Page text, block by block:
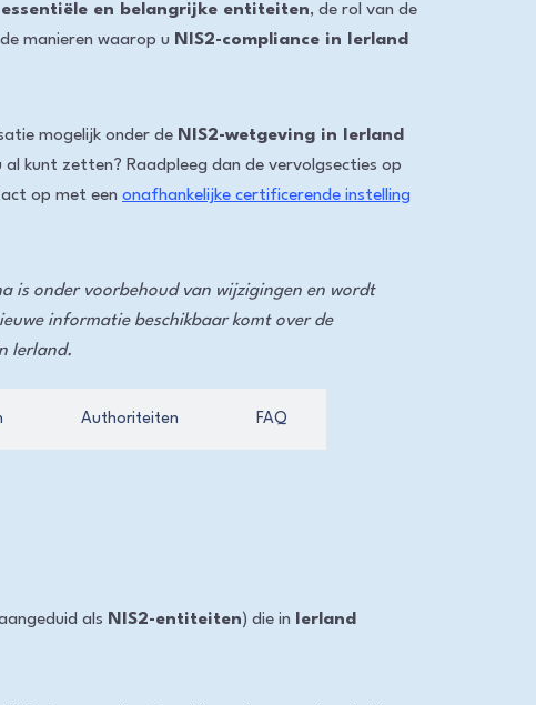
en belangrijke entiteiten, de rol van de
manieren waarop u NIS2-compliance in Ierland
mogelijk onder de NIS2-wetgeving in Ierland
al kunt zetten? Raadpleeg dan de vervolgsecties op
op met een onafhankelijke certificerende instelling
is onder voorbehoud van wijzigingen en wordt
informatie beschikbaar komt over de
Ierland.
Authoriteiten FAQ
als NIS2-entiteiten) die in
Ierland